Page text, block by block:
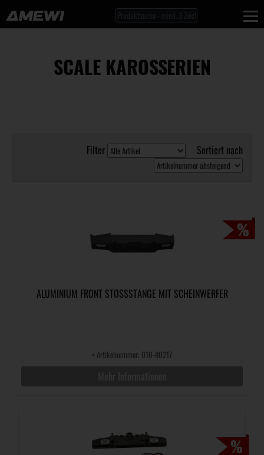
SCALE KAROSSERIEN
Filter Sortiert nach
ALUMINIUM FRONT STOSSSTANGE MIT SCHEINWERFER
• Artikelnummer: 010-80217